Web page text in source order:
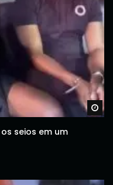
seios em um